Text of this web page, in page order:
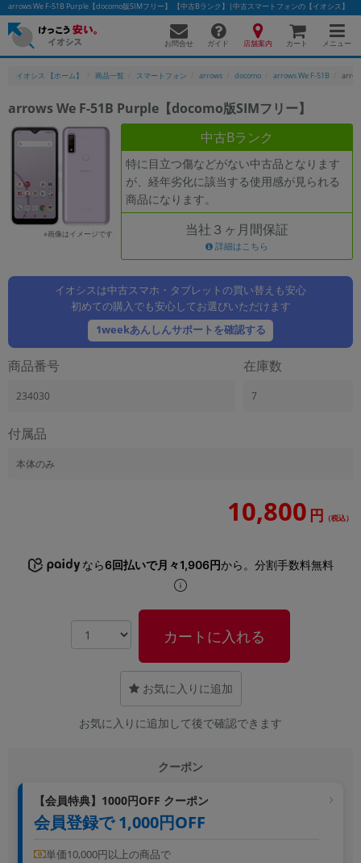
arrows We F-51B Purple【docomo版SIMフリー】 【中古Bランク】|中古スマートフォンの【イオシス】
お問合せ ガイド 店舗案内 カート メニュー
イオシス 【ホーム】 商品一覧 スマートフォン arrows docomo arrows We F-51B
arrows We F-51B Purple【docomo版SIMフリー】
※画像はイメージです
中古Bランク
特に目立つ傷などがない中古品となります
が、経年劣化に該当する使用感が見られる
商品になります。
当社３ヶ月間保証
詳細はこちら
イオシスは中古スマホ・タブレットの買い替えも安心
初めての購入でも安心してお選びいただけます
1weekあんしんサポートを確認する
商品番号
234030
在庫数
7
付属品
本体のみ
10,800 円 （税込）
なら6回払いで月々1,906円から。分割手数料無料
カートに入れる
お気に入りに追加
お気に入りに追加して後で確認できます
クーポン
【会員特典】1000円OFF クーポン
会員登録で 1,000円OFF
単価10,000円以上の商品で
かんたんパソコン検索に切り替える
フリーワード
除外ワード
カテゴリー
商品ジャンルの絞り込み
「スマートフォン」「タブレット」など
「iPhone」「Xperia」「Galaxy」など
メーカー
商品の搭載機能による絞り込み
ランク
容量
~
モニタサイズ